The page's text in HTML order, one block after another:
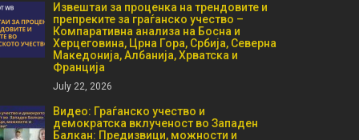
Извештаи за проценка на трендовите и
препреките за граѓанско учество –
Компаративна анализа на Босна и
Херцеговина, Црна Гора, Србија, Северна
Македонија, Албанија, Хрватска и
Франција
July 22, 2026
Видео: Граѓанско учество и
демократска вклученост во Западен
Балкан: Предизвици, можности и